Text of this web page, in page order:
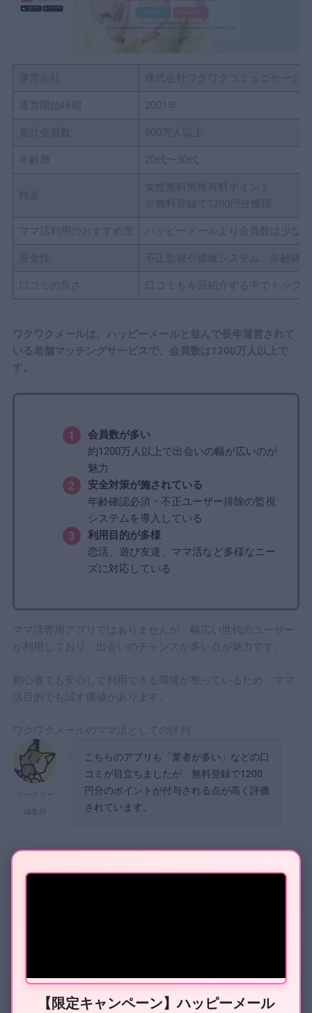
【限定キャンペーン】ハッピーメール
運営開始時期 2001年
年齢層 20代〜30代
ママ活利用のおすすめ度 ハッピーメールより会員数は少な
口コミの良さ 口コミも今回紹介する中でトップ
ワクワクメールは、ハッピーメールと並んで長年運営されて
いる老舗マッチングサービスで、会員数は1200万人以上で
す。
会員数が多い
約1200万人以上で出会いの幅が広いのが
魅力
安全対策が施されている
年齢確認必須・不正ユーザー排除の監視
システムを導入している
利用目的が多様
恋活、遊び友達、ママ活など多様なニー
ズに対応している
ママ活専用アプリではありませんが、幅広い世代のユーザー
が利用しており、出会いのチャンスが多い点が魅力です。
初心者でも安心して利用できる環境が整っているため、ママ
活目的でも試す価値があります。
ワクワクメールのママ活としての評判
こちらのアプリも「業者が多い」などの口
コミが目立ちましたが、無料登録で1200
円分のポイントが付与される点が高く評価
されています。
女性は無料。男性は1200円分のポイントを使いつつ、探せる
か試すことで実質無料でママ活に挑戦することができます。
3PCMAX